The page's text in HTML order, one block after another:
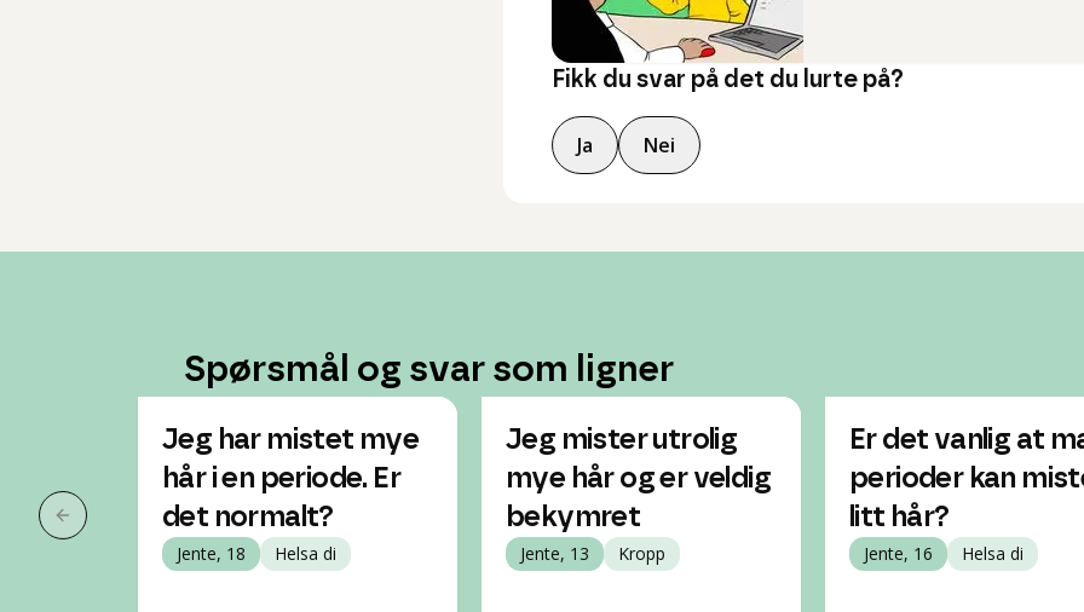
Fikk du svar på det du lurte på?
Ja Nei
Spørsmål og svar som ligner
Forrige slide
Jeg har mistet mye
hår i en periode. Er
det normalt?
Jente, 18 Helsa di
Jeg mister utrolig
mye hår og er veldig
bekymret
Jente, 13 Kropp
Er det vanlig at
perioder kan
litt hår?
Jente, 16 Helsa di